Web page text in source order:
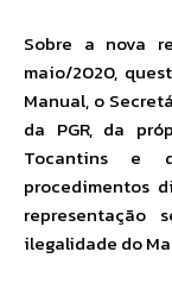
Sobre a nova
maio/2020,
Manual, o
da PGR, da
Tocantins e
procedimentos
representação
ilegalidade do